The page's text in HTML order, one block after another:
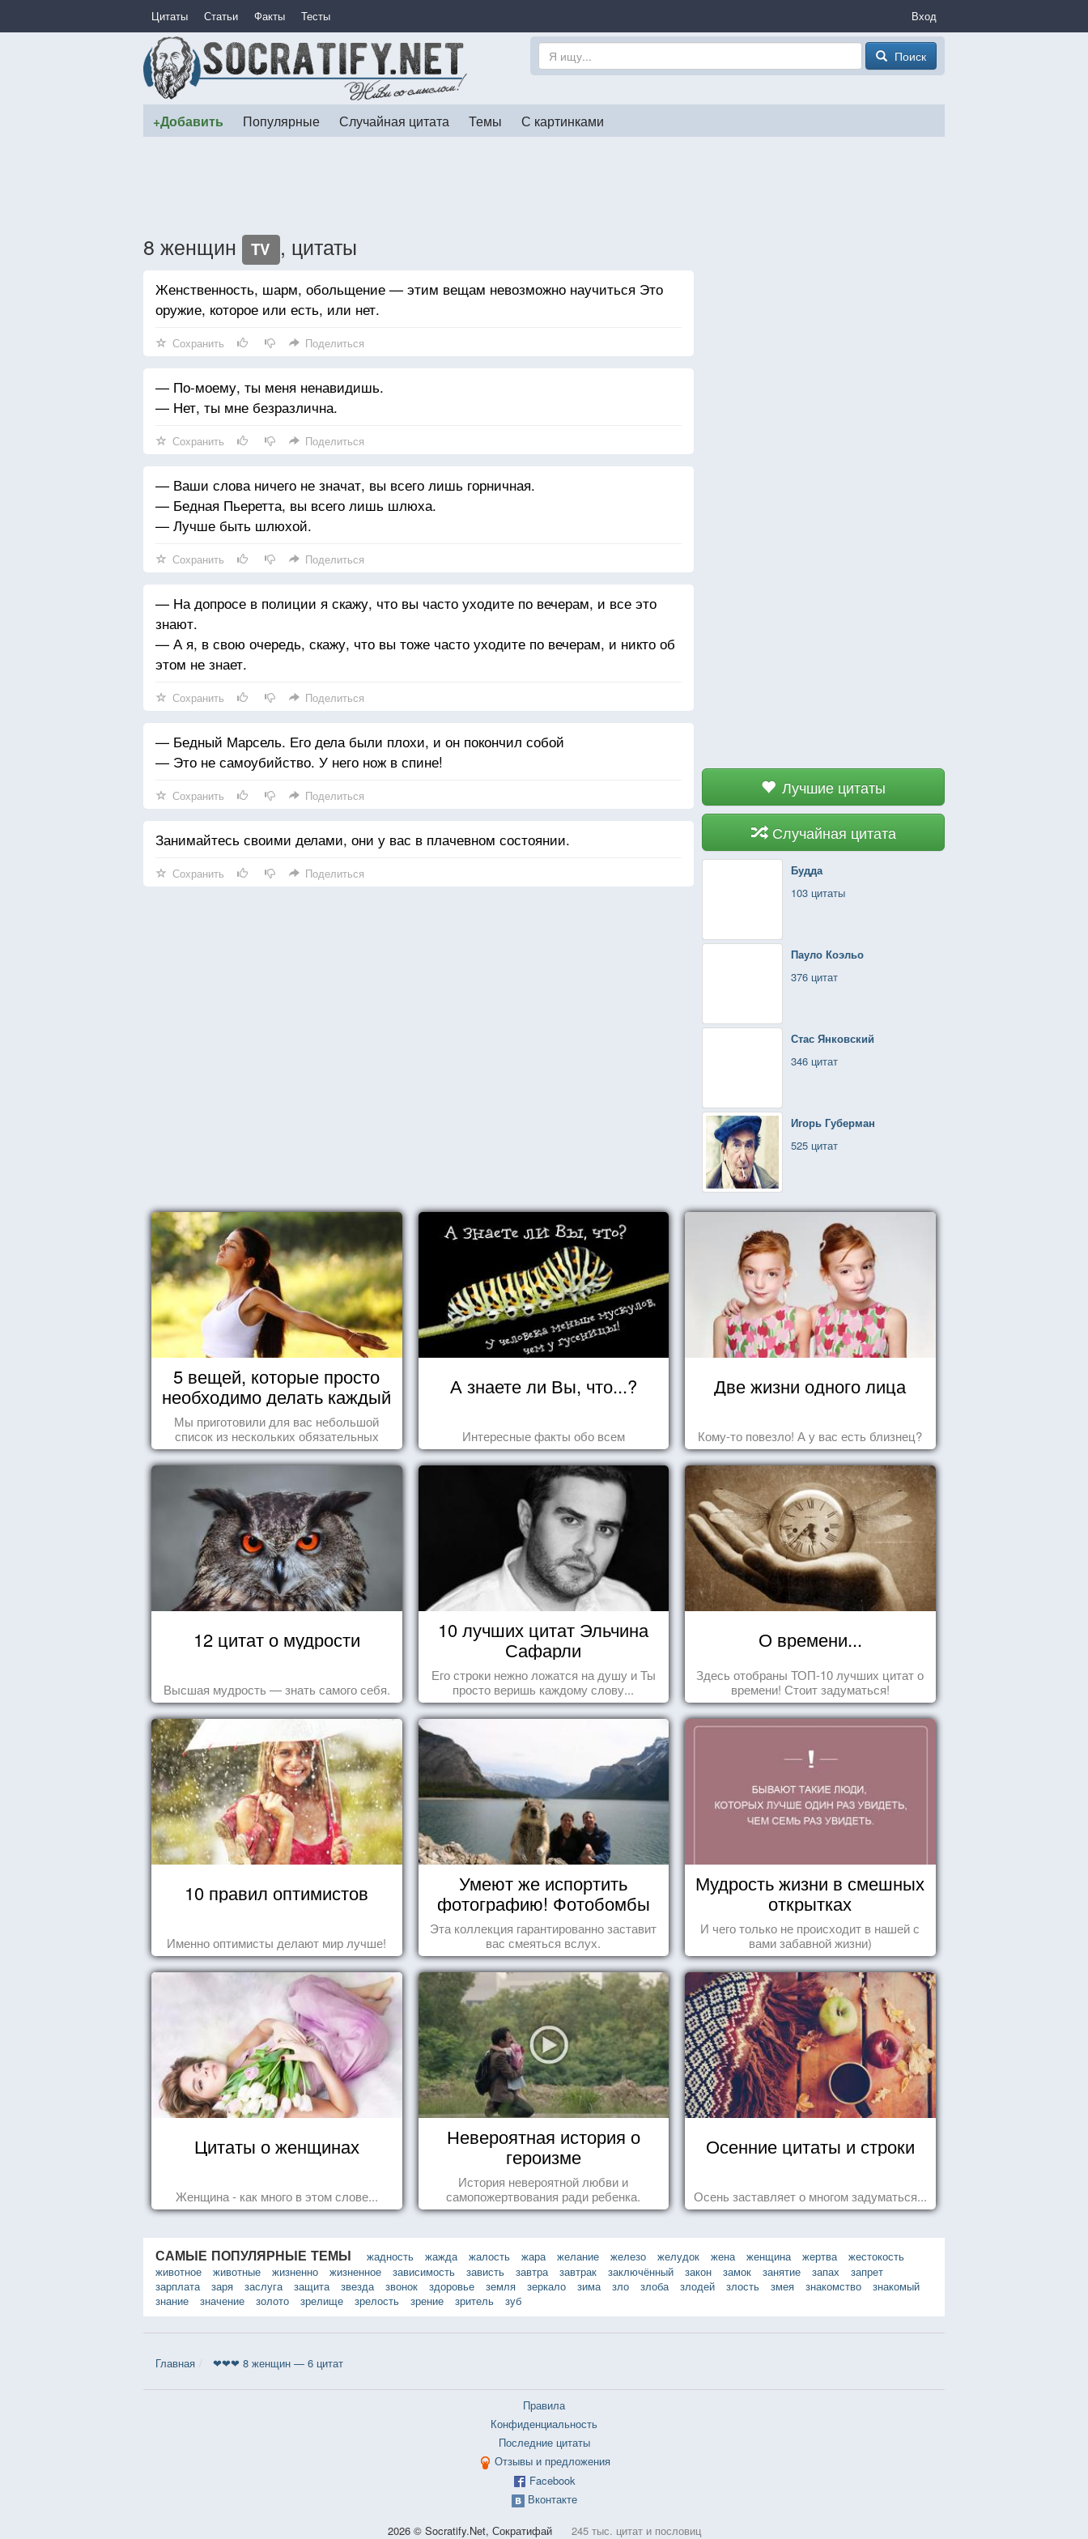
Цитаты Статьи Факты Тесты Вход
Поиск
+Добавить Популярные Случайная цитата Темы С картинками
8 женщин TV , цитаты
Лучшие цитаты
Случайная цитата
Будда
103 цитаты
Пауло Коэльо
376 цитат
Стас Янковский
346 цитат
Игорь Губерман
525 цитат
Женственность, шарм, обольщение — этим вещам невозможно научиться Это
оружие, которое или есть, или нет.
Сохранить Поделиться
— По-моему, ты меня ненавидишь.
— Нет, ты мне безразлична.
Сохранить Поделиться
— Ваши слова ничего не значат, вы всего лишь горничная.
— Бедная Пьеретта, вы всего лишь шлюха.
— Лучше быть шлюхой.
Сохранить Поделиться
— На допросе в полиции я скажу, что вы часто уходите по вечерам, и все это
знают.
— А я, в свою очередь, скажу, что вы тоже часто уходите по вечерам, и никто об
этом не знает.
Сохранить Поделиться
— Бедный Марсель. Его дела были плохи, и он покончил собой
— Это не самоубийство. У него нож в спине!
Сохранить Поделиться
Занимайтесь своими делами, они у вас в плачевном состоянии.
Сохранить Поделиться
5 вещей, которые просто
необходимо делать каждый
день
Мы приготовили для вас небольшой
список из нескольких обязательных
вещей, которые должны стать частью
вашего дня.
А знаете ли Вы, что...?
Интересные факты обо всем
Две жизни одного лица
Кому-то повезло! А у вас есть близнец?
12 цитат о мудрости
Высшая мудрость — знать самого себя.
10 лучших цитат Эльчина
Сафарли
Его строки нежно ложатся на душу и Ты
просто веришь каждому слову...
О времени...
Здесь отобраны ТОП-10 лучших цитат о
времени! Стоит задуматься!
10 правил оптимистов
Именно оптимисты делают мир лучше!
Умеют же испортить
фотографию! Фотобомбы
животных
Эта коллекция гарантированно заставит
вас смеяться вслух.
Мудрость жизни в смешных
открытках
И чего только не происходит в нашей с
вами забавной жизни)
Цитаты о женщинах
Женщина - как много в этом слове...
Невероятная история о
героизме
История невероятной любви и
самопожертвования ради ребенка.
Осенние цитаты и строки
Осень заставляет о многом задуматься...
САМЫЕ ПОПУЛЯРНЫЕ ТЕМЫ жадность жажда жалость жара желание железо желудок жена женщина жертва
жестокость
животное
животные жизненно жизненное зависимость зависть завтра завтрак заключённый закон замок занятие запах
запрет
зарплата
заря заслуга защита звезда звонок здоровье земля зеркало зима зло злоба злодей злость змея знакомство
знакомый
знание
значение золото зрелище зрелость зрение зритель зуб
Главная ❤❤❤ 8 женщин — 6 цитат
Правила
Конфиденциальность
Последние цитаты
Отзывы и предложения
Facebook
Вконтакте
2026 © Socratify.Net, Сократифай 245 тыс. цитат и пословиц